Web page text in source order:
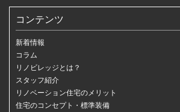
コンテンツ
新着情報
コラム
リノビレッジとは？
スタッフ紹介
リノベーション住宅のメリット
住宅のコンセプト・標準装備